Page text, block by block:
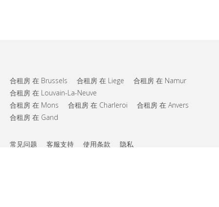
合租房 在 Brussels 合租房 在 Liege
合租房 在 Namur
合租房 在 Louvain-La-Neuve
合租房 在 Mons
合租房 在 Charleroi
合租房 在 Anvers
合租房 在 Gand
常见问题 客服支持 使用条款 隐私